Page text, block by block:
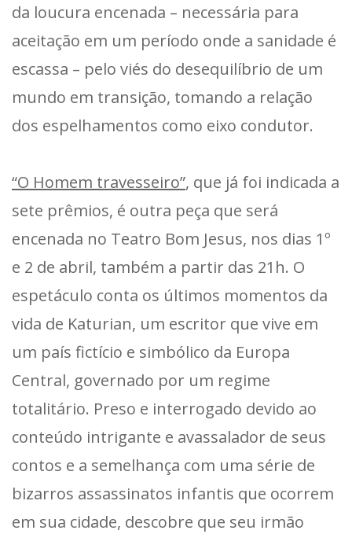
da loucura encenada – necessária para
aceitação em um período onde a sanidade é
escassa – pelo viés do desequilíbrio de um
mundo em transição, tomando a relação
dos espelhamentos como eixo condutor.
“O Homem travesseiro”, que já foi indicada a
sete prêmios, é outra peça que será
encenada no Teatro Bom Jesus, nos dias 1º
e 2 de abril, também a partir das 21h. O
espetáculo conta os últimos momentos da
vida de Katurian, um escritor que vive em
um país fictício e simbólico da Europa
Central, governado por um regime
totalitário. Preso e interrogado devido ao
conteúdo intrigante e avassalador de seus
contos e a semelhança com uma série de
bizarros assassinatos infantis que ocorrem
em sua cidade, descobre que seu irmão